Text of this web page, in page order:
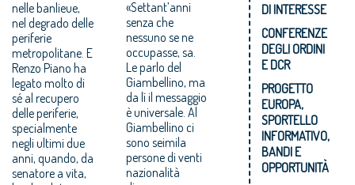
nelle banlieue,
nel degrado delle
periferie
metropolitane. E
Renzo Piano ha
legato molto di
sé al recupero
delle periferie,
specialmente
negli ultimi due
anni, quando, da
senatore a vita,
«Settant’anni
senza che
nessuno se ne
occupasse, sa.
Le parlo del
Giambellino, ma
da lì il messaggio
è universale. Al
Giambellino ci
sono seimila
persone di venti
nazionalità
DI INTERESSE
CONFERENZE
DEGLI ORDINI
E DCR
PROGETTO
EUROPA,
SPORTELLO
INFORMATIVO,
BANDI E
OPPORTUNITÀ